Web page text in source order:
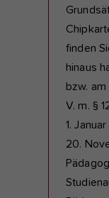
finden
hinaus
bzw.
V. m. §
1.
20.